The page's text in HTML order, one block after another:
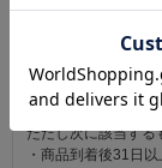
お仕立て後、お客
返品にかかる送料は
ただし次に該当する
・商品到着後31日